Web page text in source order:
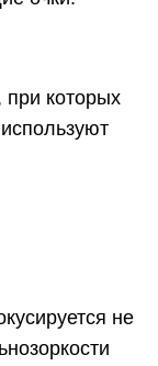
при которых
не